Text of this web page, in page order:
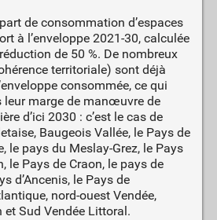
de consommation d’espaces
à l’enveloppe 2021-30, calculée
de 50 %. De nombreux
territoriale) sont déjà
consommée, ce qui
leur marge de manœuvre de
d’ici 2030 : c’est le cas de
Baugeois Vallée, le Pays de
le pays du Meslay-Grez, le Pays
le Pays de Craon, le pays de
d’Ancenis, le Pays de
nord-ouest Vendée,
et Sud Vendée Littoral.